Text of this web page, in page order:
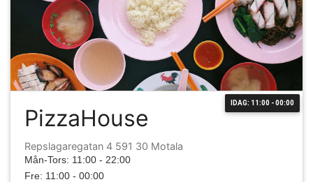
IDAG: 11:00 - 00:00
PizzaHouse
Repslagaregatan 4 591 30 Motala
Mån-Tors: 11:00 - 22:00
Fre: 11:00 - 00:00